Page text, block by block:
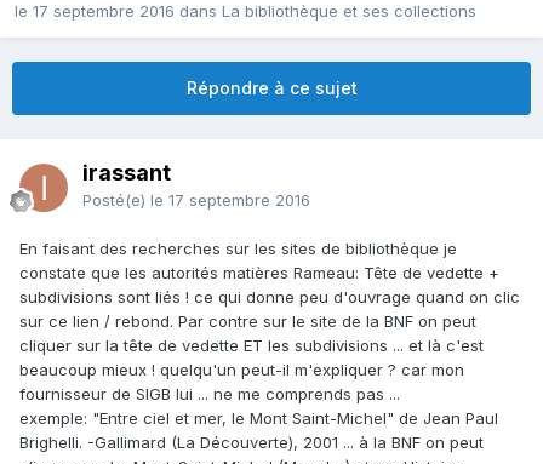
le 17 septembre 2016 dans La bibliothèque et ses collections
Répondre à ce sujet
irassant
Posté(e) le 17 septembre 2016
En faisant des recherches sur les sites de bibliothèque je
constate que les autorités matières Rameau: Tête de vedette +
subdivisions sont liés ! ce qui donne peu d'ouvrage quand on clic
sur ce lien / rebond. Par contre sur le site de la BNF on peut
cliquer sur la tête de vedette ET les subdivisions ... et là c'est
beaucoup mieux ! quelqu'un peut-il m'expliquer ? car mon
fournisseur de SIGB lui ... ne me comprends pas ...
exemple: "Entre ciel et mer, le Mont Saint-Michel" de Jean Paul
Brighelli. -Gallimard (La Découverte), 2001 ... à la BNF on peut